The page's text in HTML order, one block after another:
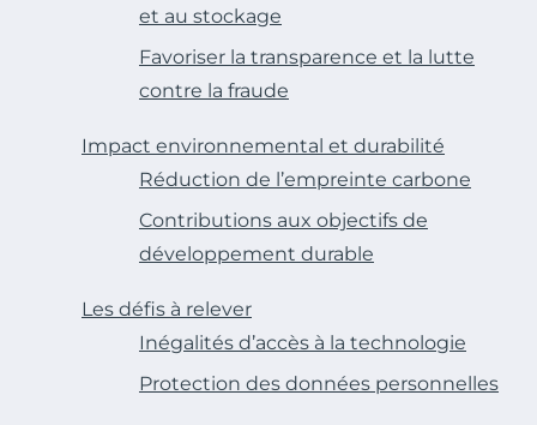
et au stockage
Favoriser la transparence et la lutte
contre la fraude
Impact environnemental et durabilité
Réduction de l’empreinte carbone
Contributions aux objectifs de
développement durable
Les défis à relever
Inégalités d’accès à la technologie
Protection des données personnelles